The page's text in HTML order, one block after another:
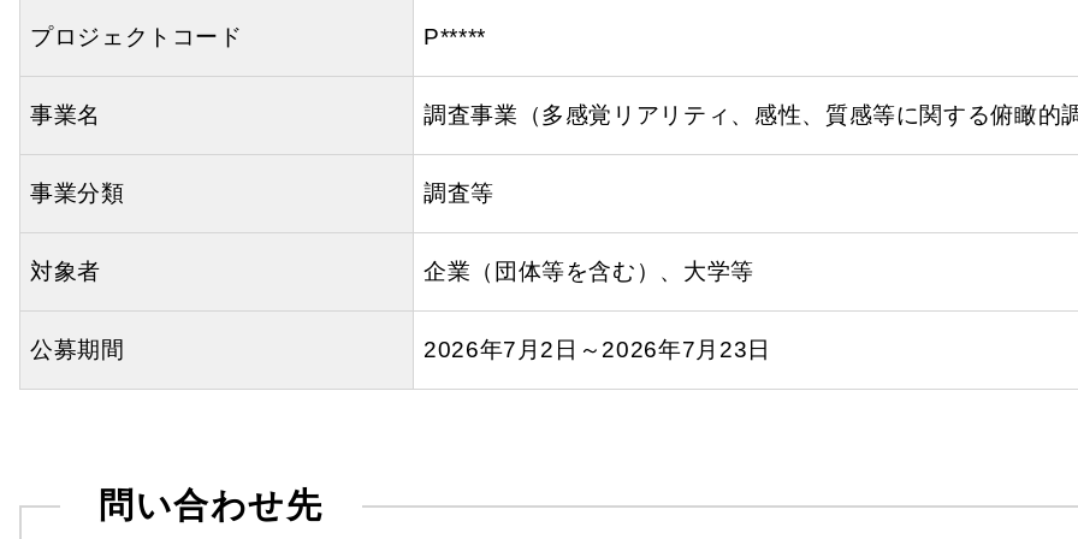
プロジェクトコード P*****
事業名 調査事業（多感覚リアリティ、感性、質感等に関する俯瞰的
事業分類 調査等
対象者 企業（団体等を含む）、大学等
公募期間 2026年7月2日～2026年7月23日
問い合わせ先